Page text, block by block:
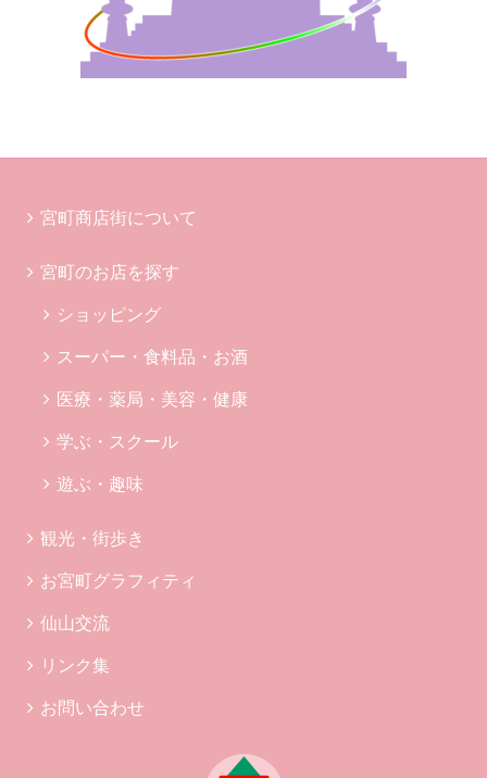
宮町商店街について
宮町のお店を探す
ショッピング
スーパー・食料品・お酒
医療・薬局・美容・健康
学ぶ・スクール
遊ぶ・趣味
観光・街歩き
お宮町グラフィティ
仙山交流
リンク集
お問い合わせ